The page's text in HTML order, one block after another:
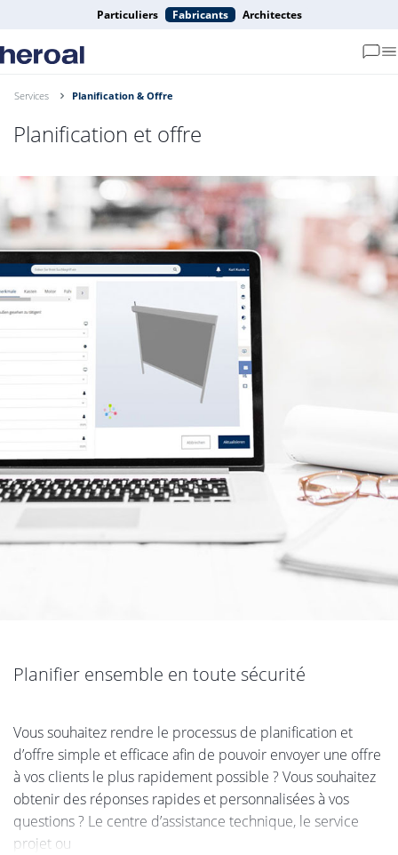
Particuliers Fabricants Architectes
Services Planification & Offre
Planification et offre
Planifier ensemble en toute sécurité
Vous souhaitez rendre le processus de planification et
d’offre simple et efficace afin de pouvoir envoyer une offre
à vos clients le plus rapidement possible ? Vous souhaitez
obtenir des réponses rapides et personnalisées à vos
questions ? Le centre d’assistance technique, le service
projet ou